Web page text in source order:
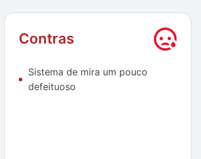
pois reproduzem ruídos com uma
e conversas descontraídas
uma jogabilidade descomplicada, tendo
nossos testes.
é o seu sistema de mira. Por ser
Contras
Sistema de mira um pouco
defeituoso